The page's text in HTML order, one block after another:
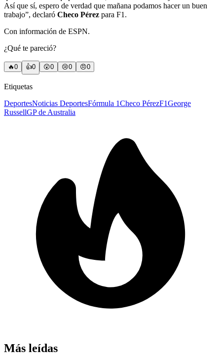
Así que sí, espero de verdad que mañana podamos hacer un buen
trabajo”, declaró Checo Pérez para F1.
Con información de ESPN.
¿Qué te pareció?
🔥0 👍0 😲0 😢0 😠0
Etiquetas
DeportesNoticias DeportesFórmula 1Checo PérezF1George
RussellGP de Australia
Más leídas